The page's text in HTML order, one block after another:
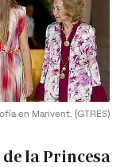
en Marivent. (GTRES)
la Princesa